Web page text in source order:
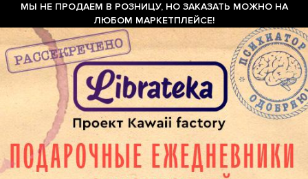
МЫ НЕ ПРОДАЕМ В РОЗНИЦУ, НО ЗАКАЗАТЬ МОЖНО НА
ЛЮБОМ МАРКЕТПЛЕЙСЕ!